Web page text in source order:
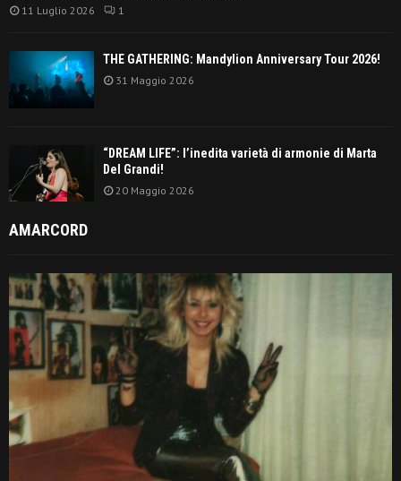
11 Luglio 2026 1
THE GATHERING: Mandylion Anniversary Tour 2026!
31 Maggio 2026
“DREAM LIFE”: l’inedita varietà di armonie di Marta
Del Grandi!
20 Maggio 2026
AMARCORD